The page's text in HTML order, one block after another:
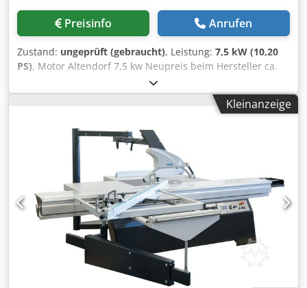
Tischverbreiterung 1020 x 680 mm - größflächiger
Tischausleger 1280 x 630 mm (verschiebbar) mit
bis 3400 mm) - Tischöffnung 250 x 150 mm für schnellen
und einfachen Drehzahlwechsel - Schiebetischarretierung
stufenlos - Exzenterspanner - Besäumschuh, Rückholgriff -
Parallelogramm Absaugvorrichtung, Absaughaube breit
für 45° Schnitte und Absaughaube schmal für 90° Schnitte
- Absaugarm wegschwenkbar - Vorritzaggregat mit
separatem Motor - Digitale Anzeige des Sägewinkels -
Dehzahlanzeige
Preisinfo Anrufen
Zustand: ungeprüft (gebraucht), Leistung: 7,5 kW (10,20
PS), Motor Altendorf 7,5 kw Neupreis beim Hersteller ca.
1739,70€ Netto Dedjy Da D Djpfx Am Eock Altendorf
Artikelnummer K6120.0006
Kleinanzeige